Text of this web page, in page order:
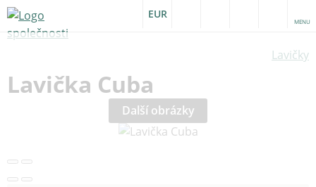
EUR
MENU
Lavičky
Lavička Cuba
Další obrázky